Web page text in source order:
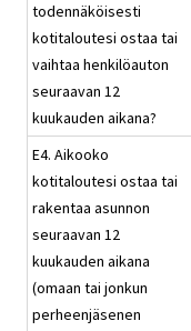
todennäköisesti
kotitaloutesi ostaa tai
vaihtaa henkilöauton
seuraavan 12
kuukauden aikana?
E4. Aikooko
kotitaloutesi ostaa tai
rakentaa asunnon
seuraavan 12
kuukauden aikana
(omaan tai jonkun
perheenjäsenen